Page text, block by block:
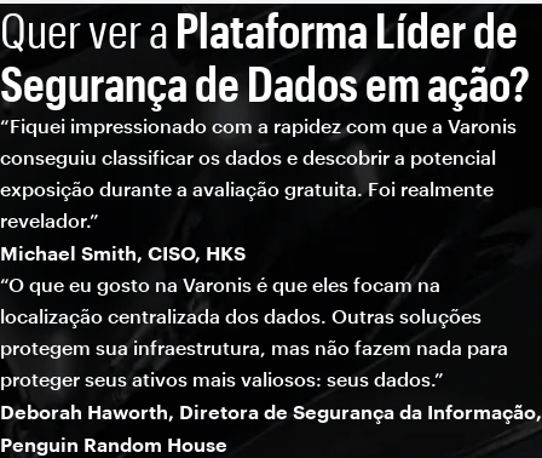
Quer ver aPlataforma Líder de
Segurança de Dados em ação?
“Fiquei impressionado com a rapidez com que a Varonis
conseguiu classificar os dados e descobrir a potencial
exposição durante a avaliação gratuita. Foi realmente
revelador.”
Michael Smith, CISO, HKS
“O que eu gosto na Varonis é que eles focam na
localização centralizada dos dados. Outras soluções
protegem sua infraestrutura, mas não fazem nada para
proteger seus ativos mais valiosos: seus dados.”
Deborah Haworth, Diretora de Segurança da Informação,
Penguin Random House